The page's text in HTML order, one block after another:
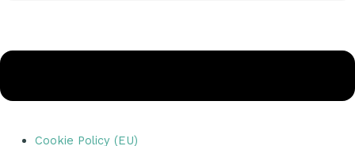
Cookie Policy (EU)